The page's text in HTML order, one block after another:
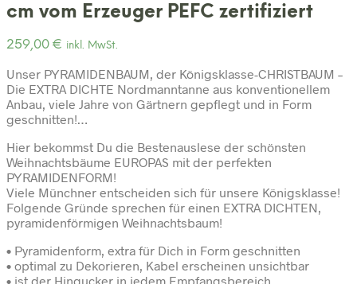
cm vom Erzeuger PEFC zertifiziert
259,00 € inkl. MwSt.
Unser PYRAMIDENBAUM, der Königsklasse-CHRISTBAUM –
Die EXTRA DICHTE Nordmanntanne aus konventionellem
Anbau, viele Jahre von Gärtnern gepflegt und in Form
geschnitten!…
Hier bekommst Du die Bestenauslese der schönsten
Weihnachtsbäume EUROPAS mit der perfekten
PYRAMIDENFORM!
Viele Münchner entscheiden sich für unsere Königsklasse!
Folgende Gründe sprechen für einen EXTRA DICHTEN,
pyramidenförmigen Weihnachtsbaum!
• Pyramidenform, extra für Dich in Form geschnitten
• optimal zu Dekorieren, Kabel erscheinen unsichtbar
• ist der Hingucker in jedem Empfangsbereich